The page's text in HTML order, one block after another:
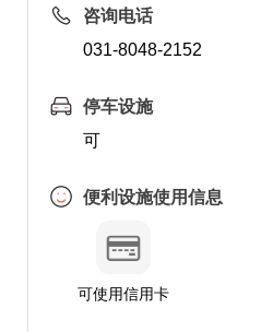
咨询电话
031-8048-2152
停车设施
可
便利设施使用信息
可使用信用卡